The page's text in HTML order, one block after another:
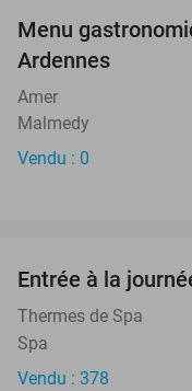
NEW
TODAY
Menu
Ardennes
Amer
Malmedy
Vendu : 0
Entrée à la
Thermes de Spa
Spa
Vendu : 378